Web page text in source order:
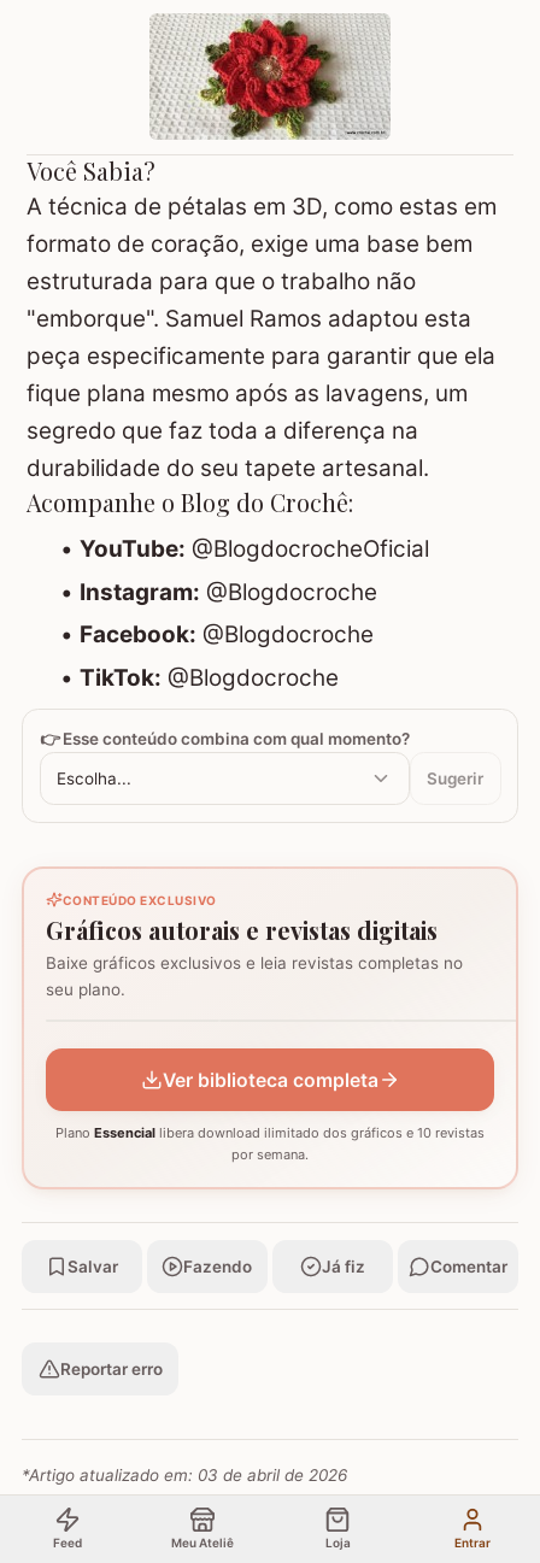
Você Sabia?
A técnica de pétalas em 3D, como estas em
formato de coração, exige uma base bem
estruturada para que o trabalho não
"emborque". Samuel Ramos adaptou esta
peça especificamente para garantir que ela
fique plana mesmo após as lavagens, um
segredo que faz toda a diferença na
durabilidade do seu tapete artesanal.
Acompanhe o Blog do Crochê:
•YouTube: @BlogdocrocheOficial
• Instagram: @Blogdocroche
• Facebook: @Blogdocroche
•TikTok: @Blogdocroche
👉 Esse conteúdo combina com qual momento?
Escolha... Sugerir
CONTEÚDO EXCLUSIVO
Gráficos autorais e revistas digitais
Baixe gráficos exclusivos e leia revistas completas no
seu plano.
Coração - Tapete
montagem
Ver biblioteca completa
Plano Essencial libera download ilimitado dos gráficos e 10 revistas
por semana.
Salvar Fazendo Já fiz Comentar
Reportar erro
*Artigo atualizado em: 03 de abril de 2026
Feed Meu Ateliê Loja Entrar